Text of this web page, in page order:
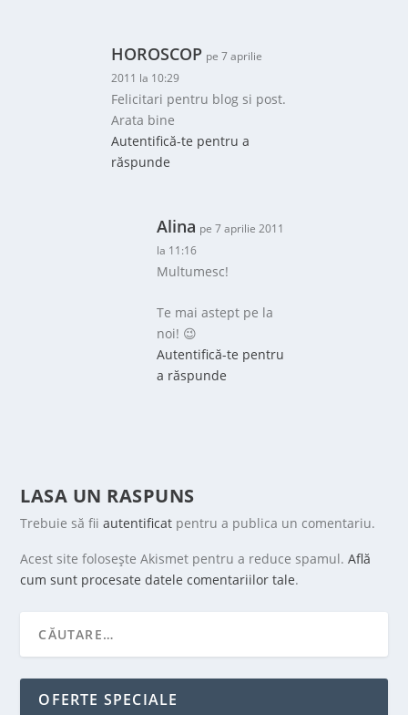
HOROSCOP pe 7 aprilie
2011 la 10:29
Felicitari pentru blog si post.
Arata bine
Autentifică-te pentru a
răspunde
Alina pe 7 aprilie 2011
la 11:16
Multumesc!
Te mai astept pe la
noi! 😉
Autentifică-te pentru
a răspunde
LASA UN RASPUNS
Trebuie să fiiautentificat pentru a publica un comentariu.
Acest site folosește Akismet pentru a reduce spamul.Află
cum sunt procesate datele comentariilor tale.
OFERTE SPECIALE